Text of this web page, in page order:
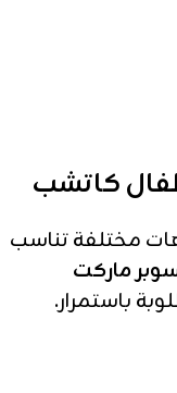
مختلفة تناسب
ماركت
باستمرار.